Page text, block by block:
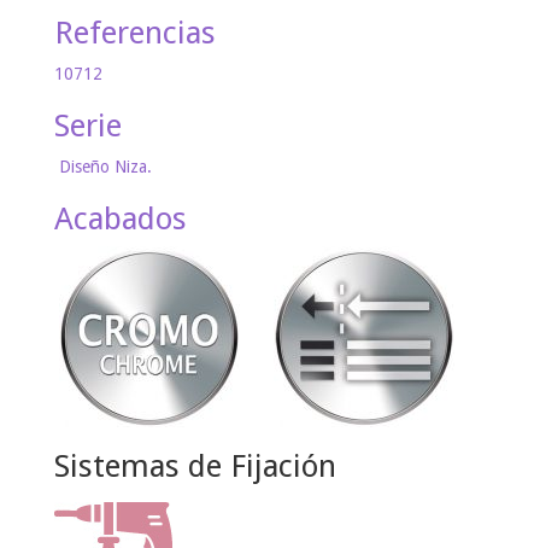
Referencias
10712
Serie
Diseño Niza.
Acabados
Sistemas de Fijación